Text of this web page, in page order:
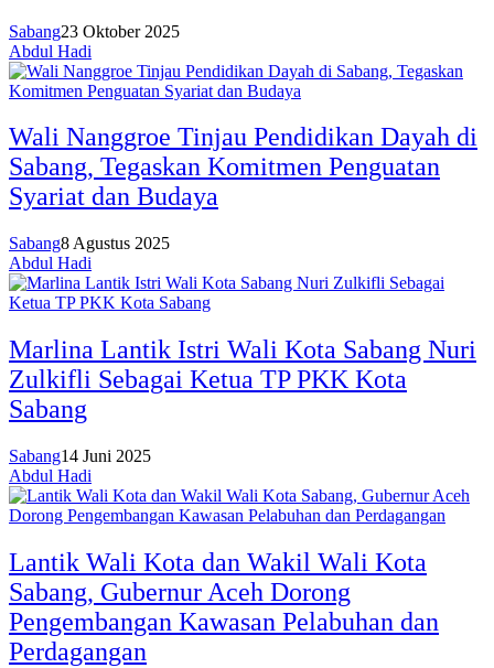
Sabang23 Oktober 2025
Abdul Hadi
Wali Nanggroe Tinjau Pendidikan Dayah di
Sabang, Tegaskan Komitmen Penguatan
Syariat dan Budaya
Sabang8 Agustus 2025
Abdul Hadi
Marlina Lantik Istri Wali Kota Sabang Nuri
Zulkifli Sebagai Ketua TP PKK Kota
Sabang
Sabang14 Juni 2025
Abdul Hadi
Lantik Wali Kota dan Wakil Wali Kota
Sabang, Gubernur Aceh Dorong
Pengembangan Kawasan Pelabuhan dan
Perdagangan